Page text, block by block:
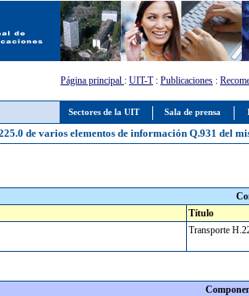
Sectores de la UIT Sala de prensa
Página principal : UIT-T: Publicaciones :
de varios elementos de información Q.931 del
Título
Transporte